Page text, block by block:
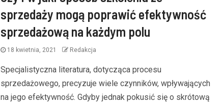
sprzedaży mogą poprawić efektywność
sprzedażową na każdym polu
18 kwietnia, 2021 Redakcja
Specjalistyczna literatura, dotycząca procesu
sprzedażowego, precyzuje wiele czynników, wpływających
na jego efektywność. Gdyby jednak pokusić się o skrótową